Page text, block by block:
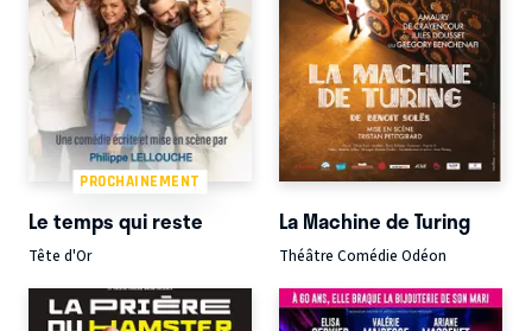
PROCHAINEMENT
Le temps qui reste
Tête d'Or
La Machine de Turing
Théâtre Comédie Odéon